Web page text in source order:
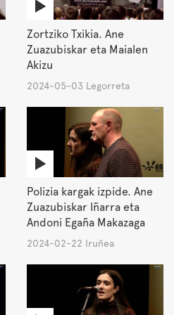
Zortziko Txikia. Ane
Zuazubiskar eta Maialen
Akizu
2024-05-03 Legorreta
Polizia kargak izpide. Ane
Zuazubiskar Iñarra eta
Andoni Egaña Makazaga
2024-02-22 Iruñea